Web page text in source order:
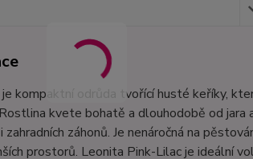
kompaktní odrůda tvořící husté keříky,
kvete bohatě a dlouhodobě od jara
záhonů. Je nenáročná na
prostorů. Leonita Pink-Lilac je ideální